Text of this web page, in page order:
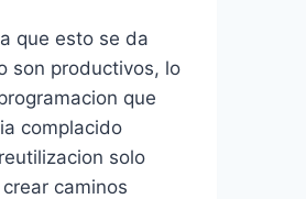
que esto se da
son productivos, lo
que
complacido
solo
caminos